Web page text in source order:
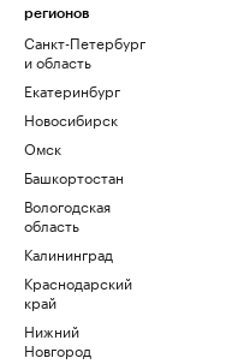
регионов
Санкт-Петербург
и область
Екатеринбург
Новосибирск
Омск
Башкортостан
Вологодская
область
Калининград
Краснодарский
край
Нижний
Новгород